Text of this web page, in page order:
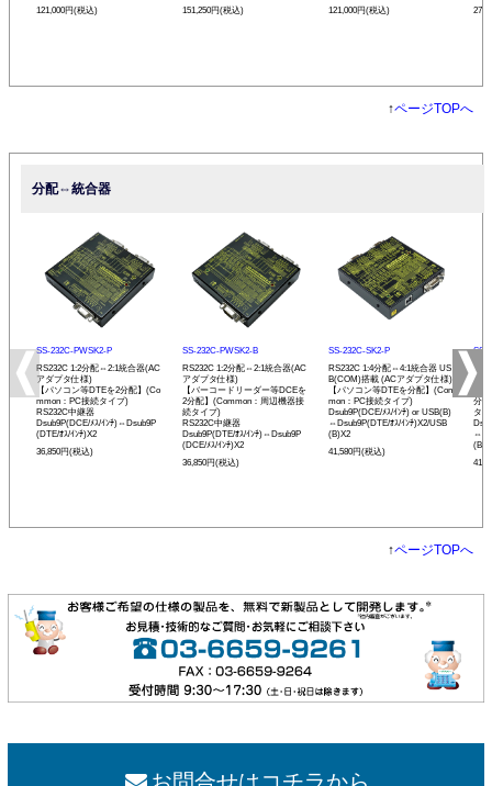
121,000円(税込)
151,250円(税込)
121,000円(税込)
↑ページTOPへ
分配⇔統合器
SS-232C-PWSK2-P
RS232C 1:2分配⇔2:1統合器(AC
アダプタ仕様)
【パソコン等DTEを2分配】(Co
mmon：PC接続タイプ)
RS232C中継器
Dsub9P(DCE/ﾒｽ/ｲﾝﾁ)⇔Dsub9P
(DTE/ｵｽ/ｲﾝﾁ)X2
36,850円(税込)
SS-232C-PWSK2-B
RS232C 1:2分配⇔2:1統合器(AC
アダプタ仕様)
【バーコードリーダー等DCEを
2分配】(Common：周辺機器接
続タイプ)
RS232C中継器
Dsub9P(DTE/ｵｽ/ｲﾝﾁ)⇔Dsub9P
(DCE/ﾒｽ/ｲﾝﾁ)X2
36,850円(税込)
SS-232C-SK2-P
RS232C 1:4分配⇔4:1統合器 US
B(COM)搭載 (ACアダプタ仕様)
【パソコン等DTEを分配】(Com
mon：PC接続タイプ)
Dsub9P(DCE/ﾒｽ/ｲﾝﾁ) or USB(B)
⇔Dsub9P(DTE/ｵｽ/ｲﾝﾁ)X2/USB
(B)X2
41,580円(税込)
SS-
分
タ
↑ページTOPへ